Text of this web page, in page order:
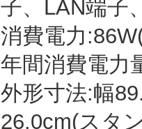
子、LAN端子
消費電力
年間消費電力
外形寸法:幅
26.0cm(スタ